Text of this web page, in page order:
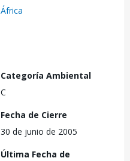
África
Categoría Ambiental
C
Fecha de Cierre
30 de junio de 2005
Última Fecha de